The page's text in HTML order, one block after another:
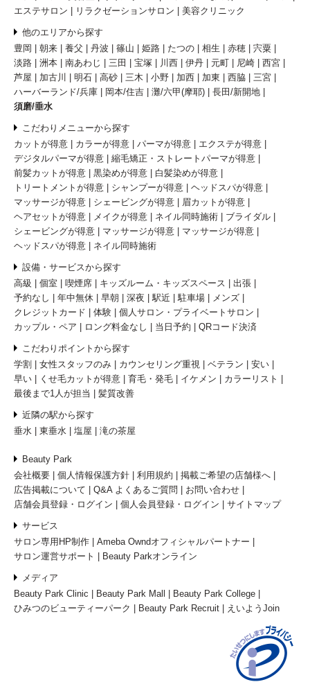
エステサロン
リラクゼーションサロン 美容クリニック
他のエリアから探す
豊岡
朝来 養父 丹波 篠山 姫路 たつの 相生 赤穂
宍粟
淡路
洲本 南あわじ 三田 宝塚 川西 伊丹 元町 尼崎
西宮
芦屋
加古川 明石 高砂 三木 小野 加西 加東 西脇
三宮
ハーバーランド/兵庫
岡本/住吉 灘/六甲(摩耶)
長田/新開地
須磨/垂水
こだわりメニューから探す
カットが得意
カラーが得意 パーマが得意
エクステが得意
デジタルパーマが得意
縮毛矯正・ストレートパーマが得意
前髪カットが得意
黒染めが得意
白髪染めが得意
トリートメントが得意
シャンプーが得意
ヘッドスパが得意
マッサージが得意
シェービングが得意
眉カットが得意
ヘアセットが得意
メイクが得意 ネイル同時施術
ブライダル
シェービングが得意
マッサージが得意
マッサージが得意
ヘッドスパが得意
ネイル同時施術
設備・サービスから探す
高級
個室 喫煙席 キッズルーム・キッズスペース
出張
予約なし
年中無休 早朝 深夜 駅近 駐車場
メンズ
クレジットカード
体験
個人サロン・プライベートサロン
カップル・ペア
ロング料金なし 当日予約 QRコード決済
こだわりポイントから探す
学割
女性スタッフのみ カウンセリング重視 ベテラン
安い
早い
くせ毛カットが得意 育毛・発毛 イケメン
カラーリスト
最後まで1人が担当
髪質改善
近隣の駅から探す
垂水
東垂水 塩屋 滝の茶屋
Beauty Park
会社概要
個人情報保護方針 利用規約
掲載ご希望の店舗様へ
広告掲載について
Q&A よくあるご質問
お問い合わせ
店舗会員登録・ログイン
個人会員登録・ログイン サイトマップ
サービス
サロン専用HP制作
Ameba Owndオフィシャルパートナー
サロン運営サポート
Beauty Parkオンライン
メディア
Beauty Park Clinic
Beauty Park Mall
Beauty Park College
ひみつのビューティーパーク
Beauty Park Recruit えいようJoin